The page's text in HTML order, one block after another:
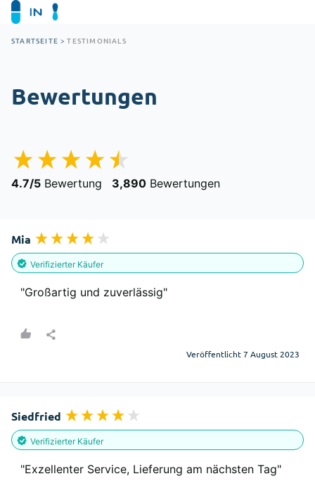
STARTSEITE > TESTIMONIALS
Bewertungen
4.7/5 Bewertung 3,890 Bewertungen
Mia
Verifizierter Käufer
"Großartig und zuverlässig"
Veröffentlicht 7 August 2023
Siedfried
Verifizierter Käufer
"Exzellenter Service, Lieferung am nächsten Tag"